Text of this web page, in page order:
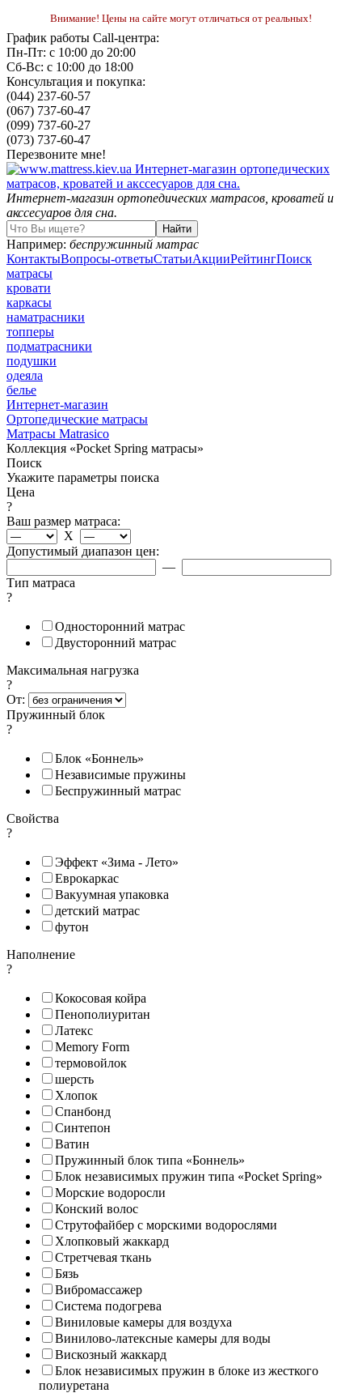
Внимание! Цены на сайте могут отличаться от реальных!
График работы Call-центра:
Пн-Пт: с 10:00 до 20:00
Сб-Вс: с 10:00 до 18:00
Консультация и покупка:
(044) 237-60-57
(067) 737-60-47
(099) 737-60-27
(073) 737-60-47
Перезвоните мне!
Интернет-магазин ортопедических матрасов, кроватей и
акссесуаров для сна.
Например: беспружинный матрас
КонтактыВопросы-ответыСтатьиАкцииРейтингПоиск
матрасы
кровати
каркасы
наматрасники
топперы
подматрасники
подушки
одеяла
белье
Интернет-магазин
Ортопедические матрасы
Матрасы Matrasico
Коллекция «Pocket Spring матрасы»
Поиск
Укажите параметры поиска
Цена
?
Ваш размер матраса:
X
Допустимый диапазон цен:
—
Тип матраса
?
Односторонний матрас
Двусторонний матрас
Максимальная нагрузка
?
От:
Пружинный блок
?
Блок «Боннель»
Независимые пружины
Беспружинный матрас
Свойства
?
Эффект «Зима - Лето»
Еврокаркас
Вакуумная упаковка
детский матрас
футон
Наполнение
?
Кокосовая койра
Пенополиуритан
Латекс
Memory Form
термовойлок
шерсть
Хлопок
Спанбонд
Синтепон
Ватин
Пружинный блок типа «Боннель»
Блок независимых пружин типа «Pocket Spring»
Морские водоросли
Конский волос
Струтофайбер с морскими водорослями
Хлопковый жаккард
Стретчевая ткань
Бязь
Вибромассажер
Система подогрева
Виниловые камеры для воздуха
Винилово-латексные камеры для воды
Вискозный жаккард
Блок независимых пружин в блоке из жесткого
полиуретана